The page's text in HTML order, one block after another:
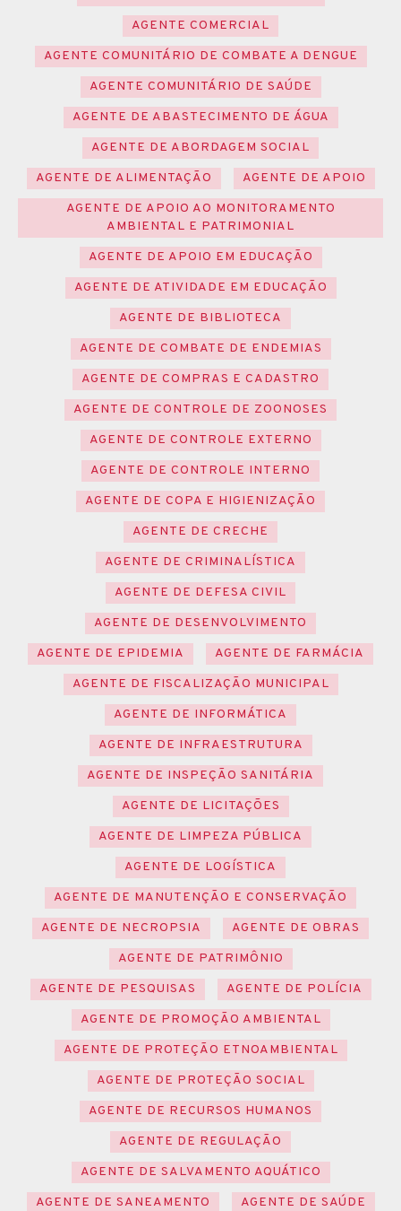
AGENTE COMERCIAL
AGENTE COMUNITÁRIO DE COMBATE A DENGUE
AGENTE COMUNITÁRIO DE SAÚDE
AGENTE DE ABASTECIMENTO DE ÁGUA
AGENTE DE ABORDAGEM SOCIAL
AGENTE DE ALIMENTAÇÃO
AGENTE DE APOIO
AGENTE DE APOIO AO MONITORAMENTO
AMBIENTAL E PATRIMONIAL
AGENTE DE APOIO EM EDUCAÇÃO
AGENTE DE ATIVIDADE EM EDUCAÇÃO
AGENTE DE BIBLIOTECA
AGENTE DE COMBATE DE ENDEMIAS
AGENTE DE COMPRAS E CADASTRO
AGENTE DE CONTROLE DE ZOONOSES
AGENTE DE CONTROLE EXTERNO
AGENTE DE CONTROLE INTERNO
AGENTE DE COPA E HIGIENIZAÇÃO
AGENTE DE CRECHE
AGENTE DE CRIMINALÍSTICA
AGENTE DE DEFESA CIVIL
AGENTE DE DESENVOLVIMENTO
AGENTE DE EPIDEMIA
AGENTE DE FARMÁCIA
AGENTE DE FISCALIZAÇÃO MUNICIPAL
AGENTE DE INFORMÁTICA
AGENTE DE INFRAESTRUTURA
AGENTE DE INSPEÇÃO SANITÁRIA
AGENTE DE LICITAÇÕES
AGENTE DE LIMPEZA PÚBLICA
AGENTE DE LOGÍSTICA
AGENTE DE MANUTENÇÃO E CONSERVAÇÃO
AGENTE DE NECROPSIA
AGENTE DE OBRAS
AGENTE DE PATRIMÔNIO
AGENTE DE PESQUISAS
AGENTE DE POLÍCIA
AGENTE DE PROMOÇÃO AMBIENTAL
AGENTE DE PROTEÇÃO ETNOAMBIENTAL
AGENTE DE PROTEÇÃO SOCIAL
AGENTE DE RECURSOS HUMANOS
AGENTE DE REGULAÇÃO
AGENTE DE SALVAMENTO AQUÁTICO
AGENTE DE SANEAMENTO
AGENTE DE SAÚDE